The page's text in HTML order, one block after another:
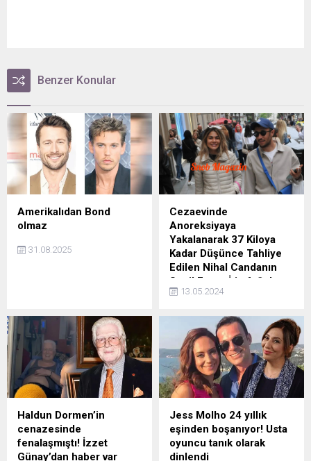
Benzer Konular
Amerikalıdan Bond
olmaz
31.08.2025
Cezaevinde
Anoreksiyaya
Yakalanarak 37 Kiloya
Kadar Düşünce Tahliye
Edilen Nihal Candanın
Seçil Erzan İtirafı Şok
Etti!
yakalanarak 37 kiloya kadar
düşünce tahliye edilen Nihal
Candan'ın Seçil Erzan itirafı
şok etti! İşte detaylar...
13.05.2024
Haldun Dormen’in
cenazesinde
fenalaşmıştı! İzzet
Günay’dan haber var
Jess Molho 24 yıllık
eşinden boşanıyor! Usta
oyuncu tanık olarak
dinlendi